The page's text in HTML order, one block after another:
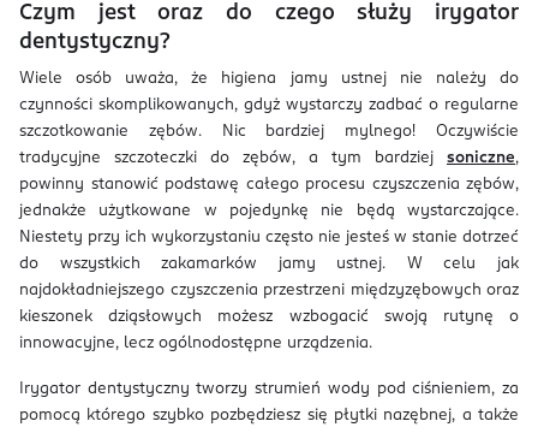
Czym jest oraz do czego służy irygator
dentystyczny?
Wiele osób uważa, że higiena jamy ustnej nie należy do
czynności skomplikowanych, gdyż wystarczy zadbać o regularne
szczotkowanie zębów. Nic bardziej mylnego! Oczywiście
tradycyjne szczoteczki do zębów, a tym bardziej soniczne,
powinny stanowić podstawę całego procesu czyszczenia zębów,
jednakże użytkowane w pojedynkę nie będą wystarczające.
Niestety przy ich wykorzystaniu często nie jesteś w stanie dotrzeć
do wszystkich zakamarków jamy ustnej. W celu jak
najdokładniejszego czyszczenia przestrzeni międzyzębowych oraz
kieszonek dziąsłowych możesz wzbogacić swoją rutynę o
innowacyjne, lecz ogólnodostępne urządzenia.
Irygator dentystyczny tworzy strumień wody pod ciśnieniem, za
pomocą którego szybko pozbędziesz się płytki nazębnej, a także